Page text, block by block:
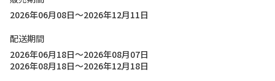
2026年06月08日～2026年12月11日
配送期間
2026年06月18日～2026年08月07日
2026年08月18日～2026年12月18日